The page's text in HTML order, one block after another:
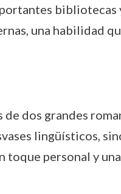
una habilidad
dos grandes
lingüísticos,
personal y